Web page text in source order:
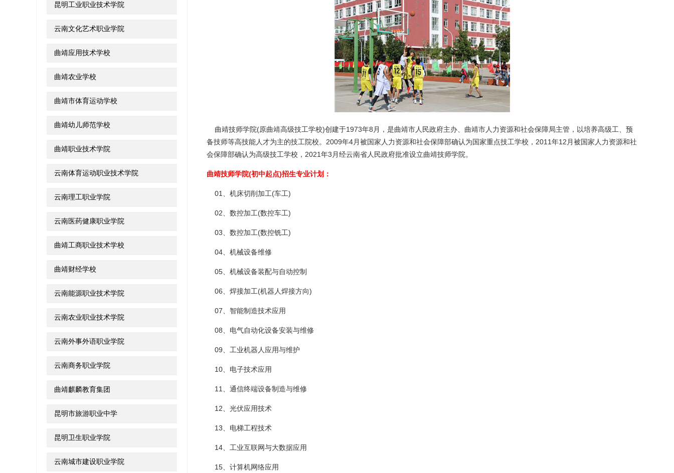
昆明工业职业技术学院
云南文化艺术职业学院
曲靖应用技术学校
曲靖农业学校
曲靖市体育运动学校
曲靖幼儿师范学校
曲靖职业技术学院
云南体育运动职业技术学院
云南理工职业学院
云南医药健康职业学院
曲靖工商职业技术学校
曲靖财经学校
云南能源职业技术学院
云南农业职业技术学院
云南外事外语职业学院
云南商务职业学院
曲靖麒麟教育集团
昆明市旅游职业中学
昆明卫生职业学院
云南城市建设职业学院
曲靖技师学院(原曲靖高级技工学校)创建于1973年8月，是曲靖市人民政府主办、曲靖市人力资源和社会保障局主管，以培养高级工、预
备技师等高技能人才为主的技工院校。2009年4月被国家人力资源和社会保障部确认为国家重点技工学校，2011年12月被国家人力资源和社
会保障部确认为高级技工学校，2021年3月经云南省人民政府批准设立曲靖技师学院。
曲靖技师学院(初中起点)招生专业计划：
01、机床切削加工(车工)
02、数控加工(数控车工)
03、数控加工(数控铣工)
04、机械设备维修
05、机械设备装配与自动控制
06、焊接加工(机器人焊接方向)
07、智能制造技术应用
08、电气自动化设备安装与维修
09、工业机器人应用与维护
10、电子技术应用
11、通信终端设备制造与维修
12、光伏应用技术
13、电梯工程技术
14、工业互联网与大数据应用
15、计算机网络应用